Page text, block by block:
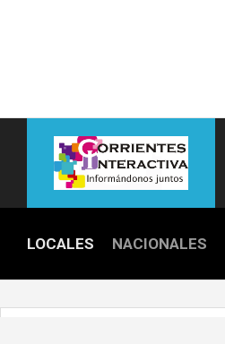
LOCALES NACIONALES